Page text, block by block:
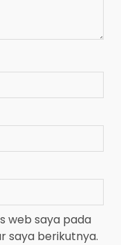
web saya pada
saya berikutnya.